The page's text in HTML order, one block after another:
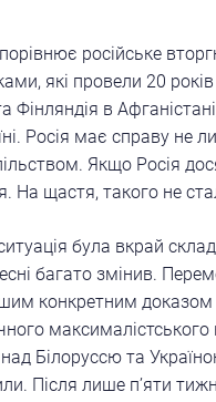
російське
які провели 20
Фінляндія в
Росія має справу не
Якщо Росія
На щастя, такого не
була вкрай
багато змінив.
конкретним
Білоруссю та
Після лише п’яти